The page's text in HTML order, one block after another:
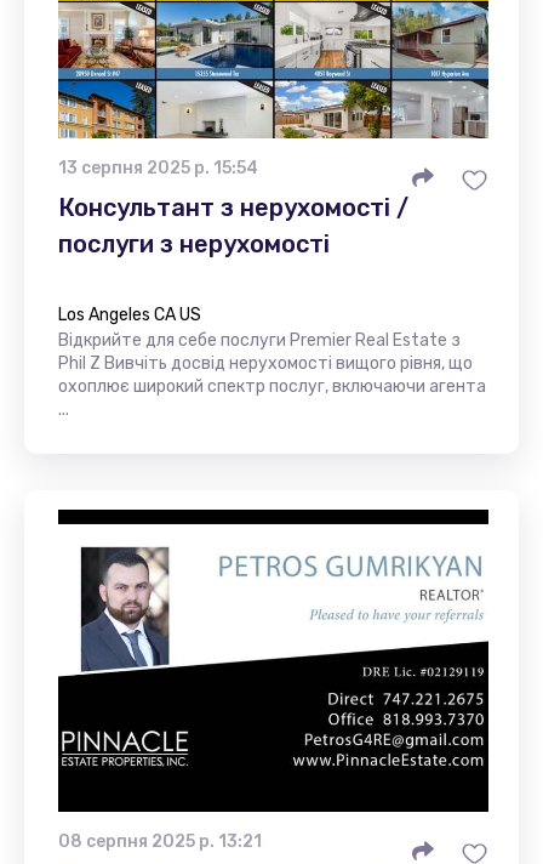
13 серпня 2025 р. 15:54
Консультант з нерухомості /
послуги з нерухомості
Los Angeles CA US
Відкрийте для себе послуги Premier Real Estate з
Phil Z Вивчіть досвід нерухомості вищого рівня, що
охоплює широкий спектр послуг, включаючи агента
...
08 серпня 2025 р. 13:21